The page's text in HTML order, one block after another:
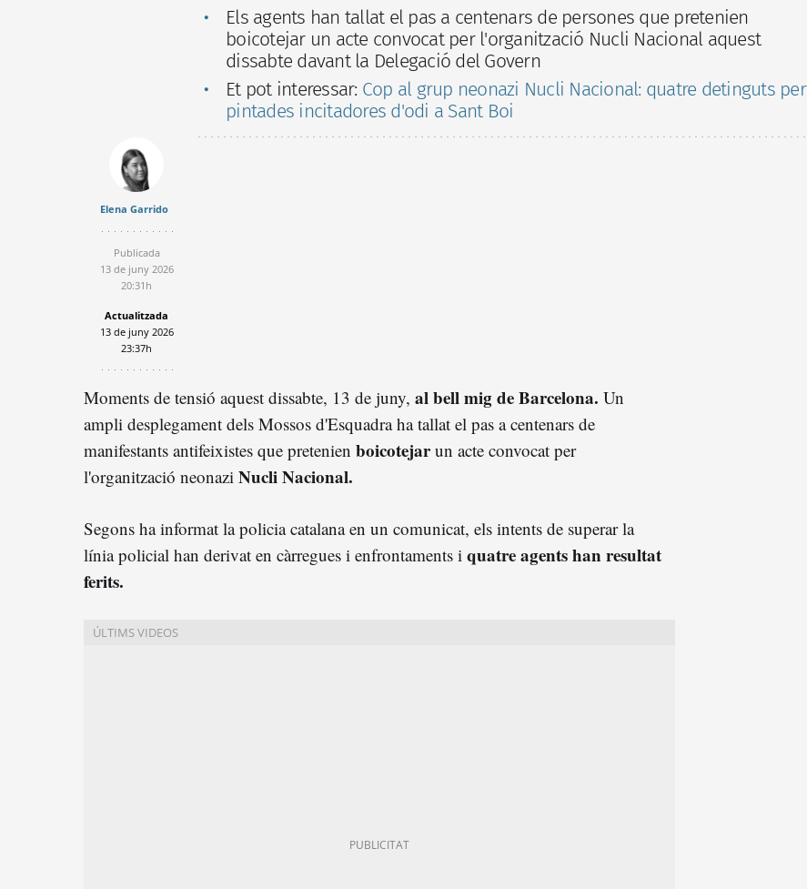
Els agents han tallat el pas a centenars de persones que pretenien
boicotejar un acte convocat per l'organització Nucli Nacional aquest
dissabte davant la Delegació del Govern
Et pot interessar: Cop al grup neonazi Nucli Nacional: quatre detinguts per
pintades incitadores d'odi a Sant Boi
Elena Garrido
Publicada
13 de juny 2026
20:31h
Actualitzada
13 de juny 2026
23:37h
Moments de tensió aquest dissabte, 13 de juny, al bell mig de Barcelona. Un
ampli desplegament dels Mossos d'Esquadra ha tallat el pas a centenars de
manifestants antifeixistes que pretenien boicotejarun acte convocat per
l'organització neonazi Nucli Nacional.
Segons ha informat la policia catalana en un comunicat, els intents de superar la
línia policial han derivat en càrregues i enfrontaments i quatre agents han resultat
ferits.